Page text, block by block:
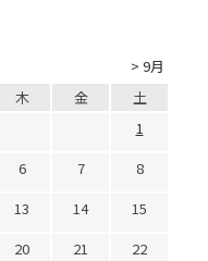
> 9月
木 金
土
1
6 7
8
13 14
15
20 21
22